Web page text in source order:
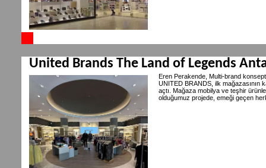
United Brands The Land of Legends
Eren Perakende, Multi-brand
UNITED BRANDS, ilk mağazasının
açtı. Mağaza mobilya ve teşhir
olduğumuz projede, emeği geçen